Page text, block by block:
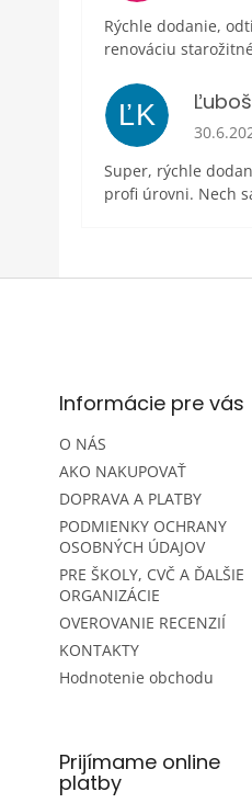
Rýchle dodanie,
renováciu
ĽK
Super, rýchle
profi úrovni. Nech
Informácie pre vás
O NÁS
AKO NAKUPOVAŤ
DOPRAVA A PLATBY
PODMIENKY OCHRANY
OSOBNÝCH ÚDAJOV
PRE ŠKOLY, CVČ A ĎALŠIE
ORGANIZÁCIE
OVEROVANIE RECENZIÍ
KONTAKTY
Hodnotenie obchodu
Prijímame online
platby